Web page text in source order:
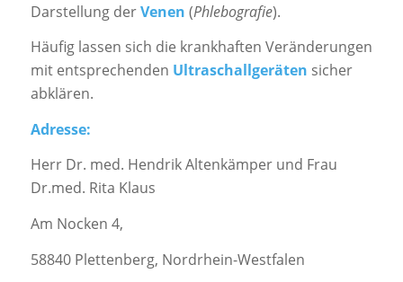
Darstellung derVenen (Phlebografie).
Häufig lassen sich die krankhaften Veränderungen
mit entsprechenden Ultraschallgeräten sicher
abklären.
Adresse:
Herr Dr. med. Hendrik Altenkämper und Frau
Dr.med. Rita Klaus
Am Nocken 4,
58840 Plettenberg, Nordrhein-Westfalen